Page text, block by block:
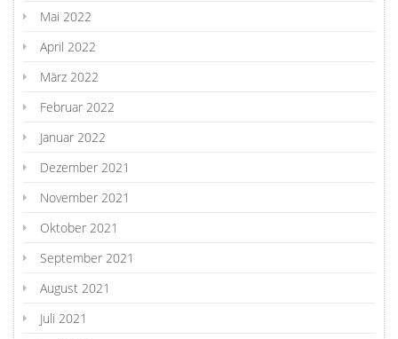
Mai 2022
April 2022
März 2022
Februar 2022
Januar 2022
Dezember 2021
November 2021
Oktober 2021
September 2021
August 2021
Juli 2021